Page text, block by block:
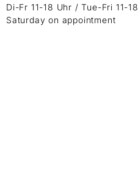
Di-Fr 11-18 Uhr / Tue-Fri 11-18
Saturday on appointment